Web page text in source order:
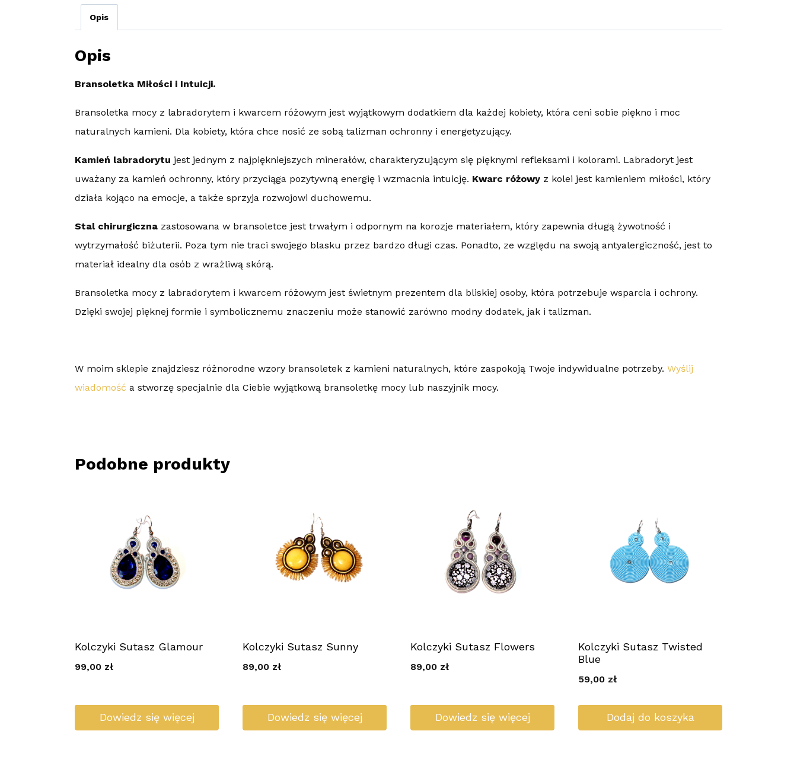
Opis
Opis
Bransoletka Miłości i Intuicji.
Bransoletka mocy z labradorytem i kwarcem różowym jest wyjątkowym dodatkiem dla każdej kobiety, która ceni sobie piękno i moc
naturalnych kamieni. Dla kobiety, która chce nosić ze sobą talizman ochronny i energetyzujący.
Kamień labradorytu jest jednym z najpiękniejszych minerałów, charakteryzującym się pięknymi refleksami i kolorami. Labradoryt jest
uważany za kamień ochronny, który przyciąga pozytywną energię i wzmacnia intuicję. Kwarc różowy z kolei jest kamieniem miłości, który
działa kojąco na emocje, a także sprzyja rozwojowi duchowemu.
Stal chirurgiczna zastosowana w bransoletce jest trwałym i odpornym na korozje materiałem, który zapewnia długą żywotność i
wytrzymałość biżuterii. Poza tym nie traci swojego blasku przez bardzo długi czas. Ponadto, ze względu na swoją antyalergiczność, jest to
materiał idealny dla osób z wrażliwą skórą.
Bransoletka mocy z labradorytem i kwarcem różowym jest świetnym prezentem dla bliskiej osoby, która potrzebuje wsparcia i ochrony.
Dzięki swojej pięknej formie i symbolicznemu znaczeniu może stanowić zarówno modny dodatek, jak i talizman.
W moim sklepie znajdziesz różnorodne wzory bransoletek z kamieni naturalnych, które zaspokoją Twoje indywidualne potrzeby. Wyślij
wiadomość a stworzę specjalnie dla Ciebie wyjątkową bransoletkę mocy lub naszyjnik mocy.
Podobne produkty
Kolczyki Sutasz Glamour
99,00 zł
Dowiedz się więcej
Kolczyki Sutasz Sunny
89,00 zł
Dowiedz się więcej
Kolczyki Sutasz Flowers
89,00 zł
Dowiedz się więcej
Kolczyki Sutasz Twisted
Blue
59,00 zł
Dodaj do koszyka